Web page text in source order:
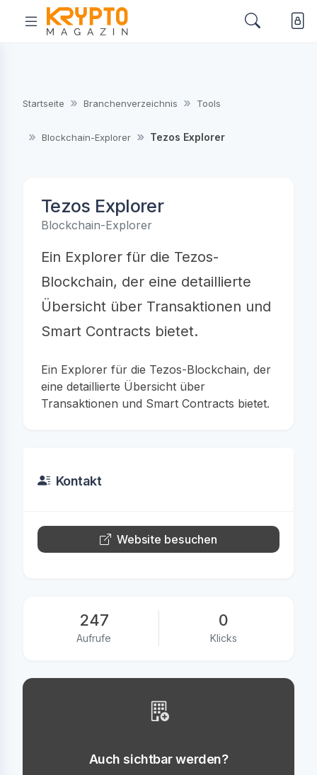
Startseite Branchenverzeichnis Tools
Blockchain-Explorer Tezos Explorer
Tezos Explorer
Blockchain-Explorer
Ein Explorer für die Tezos-
Blockchain, der eine detaillierte
Übersicht über Transaktionen und
Smart Contracts bietet.
Ein Explorer für die Tezos-Blockchain, der
eine detaillierte Übersicht über
Transaktionen und Smart Contracts bietet.
Kontakt
Website besuchen
247
Aufrufe
0
Klicks
Auch sichtbar werden?